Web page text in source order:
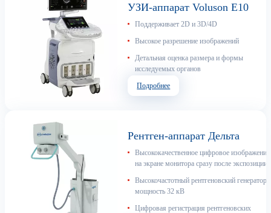
УЗИ-аппарат Voluson E10
Поддерживает 2D и 3D/4D
Высокое разрешение изображений
Детальная оценка размера и формы
исследуемых органов
Подробнее
Рентген-аппарат Дельта
Высококачественное цифровое изображение
на экране монитора сразу после экспозиции
Высокочастотный рентгеновский генератор,
мощность 32 кВ
Цифровая регистрация рентгеновских